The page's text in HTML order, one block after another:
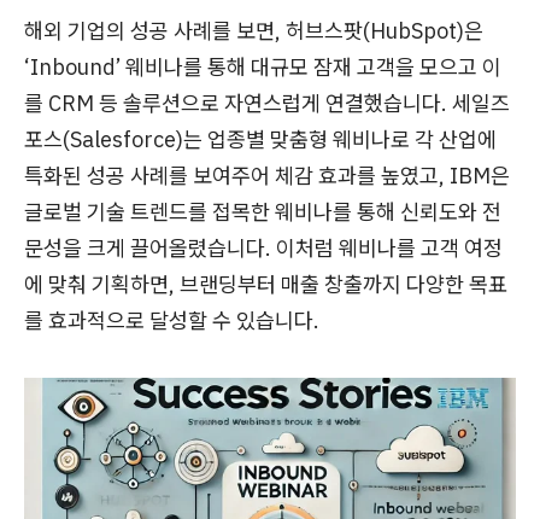
해외 기업의 성공 사례를 보면, 허브스팟(HubSpot)은
‘Inbound’ 웨비나를 통해 대규모 잠재 고객을 모으고 이
를 CRM 등 솔루션으로 자연스럽게 연결했습니다. 세일즈
포스(Salesforce)는 업종별 맞춤형 웨비나로 각 산업에
특화된 성공 사례를 보여주어 체감 효과를 높였고, IBM은
글로벌 기술 트렌드를 접목한 웨비나를 통해 신뢰도와 전
문성을 크게 끌어올렸습니다. 이처럼 웨비나를 고객 여정
에 맞춰 기획하면, 브랜딩부터 매출 창출까지 다양한 목표
를 효과적으로 달성할 수 있습니다.